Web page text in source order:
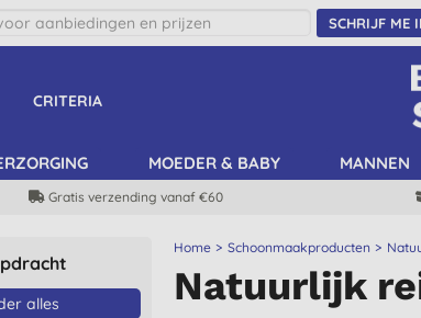
SCHRIJF ME
CRITERIA
MOEDER & BABY MANNEN
Gratis verzending vanaf €60
Home Schoonmaakproducten
Natuurlijk
alles